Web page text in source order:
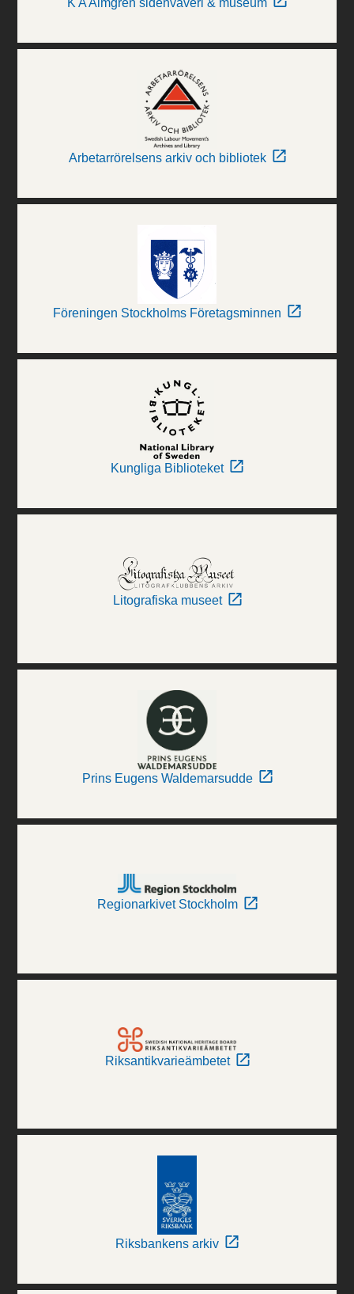
Arbetarrörelsens arkiv och bibliotek
Föreningen Stockholms Företagsminnen
Kungliga Biblioteket
Litografiska museet
Prins Eugens Waldemarsudde
Regionarkivet Stockholm
Riksantikvarieämbetet
Riksbankens arkiv